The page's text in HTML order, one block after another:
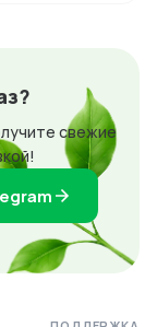
свежие